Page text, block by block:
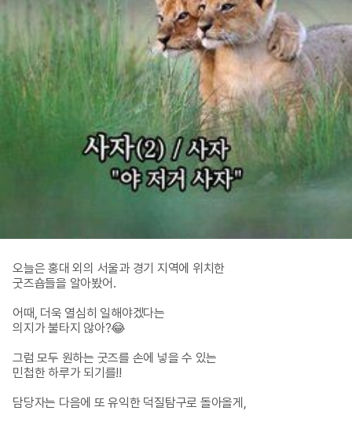
오늘은 홍대 외의 서울과 경기 지역에 위치한
굿즈숍들을 알아봤어.
어때, 더욱 열심히 일해야겠다는
의지가 불타지 않아?😂
그럼 모두 원하는 굿즈를 손에 넣을 수 있는
민첩한 하루가 되기를!!
담당자는 다음에 또 유익한 덕질탐구로 돌아올게,